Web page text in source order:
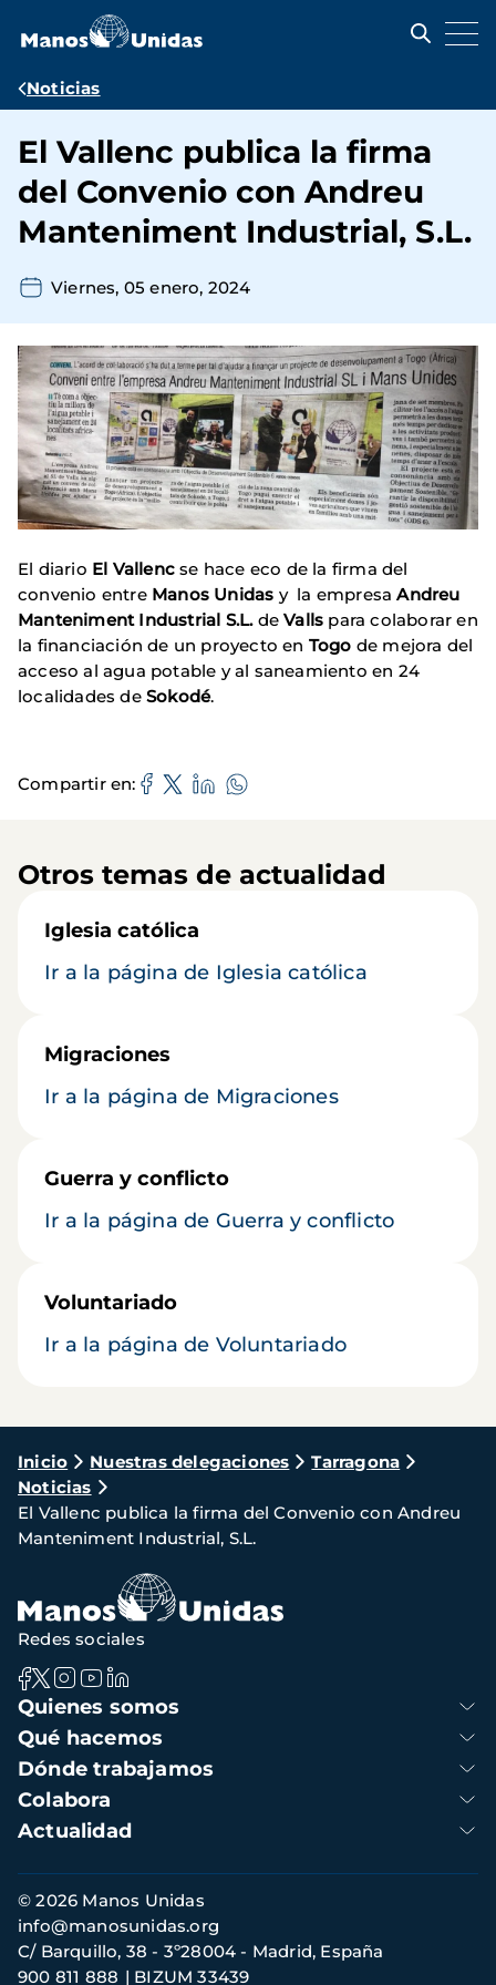
contenido
Ruta
navegación
Noticias
El Vallenc publica la firma
del Convenio con Andreu
Manteniment Industrial, S.L.
Viernes, 05 enero, 2024
El diario El Vallenc se hace eco de la firma del
convenio entre Manos Unidas y la empresaAndreu
Manteniment Industrial S.L.deValls para colaborar en
la financiación de un proyecto en Togo de mejora del
acceso al agua potable y al saneamiento en 24
localidades de Sokodé.
Compartir en
Otros temas de actualidad
Iglesia católica
Ir a la página de Iglesia católica
Migraciones
Ir a la página de Migraciones
Guerra y conflicto
Ir a la página de Guerra y conflicto
Voluntariado
Ir a la página de Voluntariado
Ruta
de
navegación
Inicio Nuestras delegaciones
Tarragona
Noticias
El Vallenc publica la firma del Convenio con Andreu
Manteniment Industrial, S.L.
Navegación
principal
Quienes somos
Qué hacemos
Dónde trabajamos
Colabora
Actualidad
Redes sociales
Información
de
contacto
© 2026 Manos Unidas
C/ Barquillo, 38 - 3º28004 - Madrid, España
900 811 888
BIZUM 33439
info@manosunidas.org